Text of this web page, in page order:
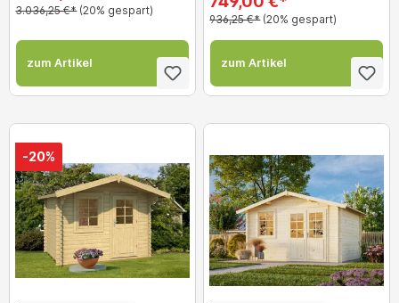
3.036,25 €* (20% gespart)
zum Artikel
936,25 €* (20% gespart)
zum Artikel
-20%